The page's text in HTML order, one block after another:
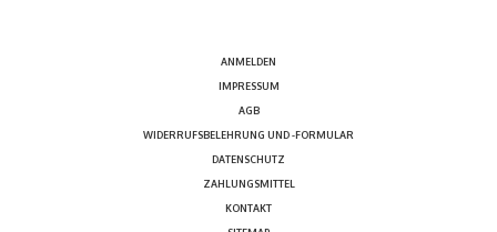
ANMELDEN
IMPRESSUM
AGB
WIDERRUFSBELEHRUNG UND -FORMULAR
DATENSCHUTZ
ZAHLUNGSMITTEL
KONTAKT